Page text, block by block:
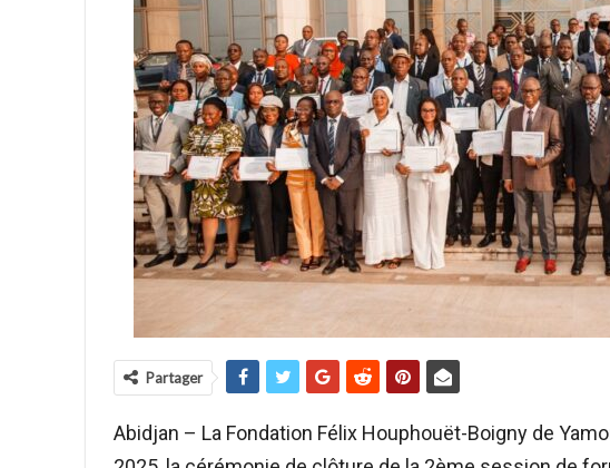
Partager
Abidjan – La Fondation Félix Houphouët-Boigny de